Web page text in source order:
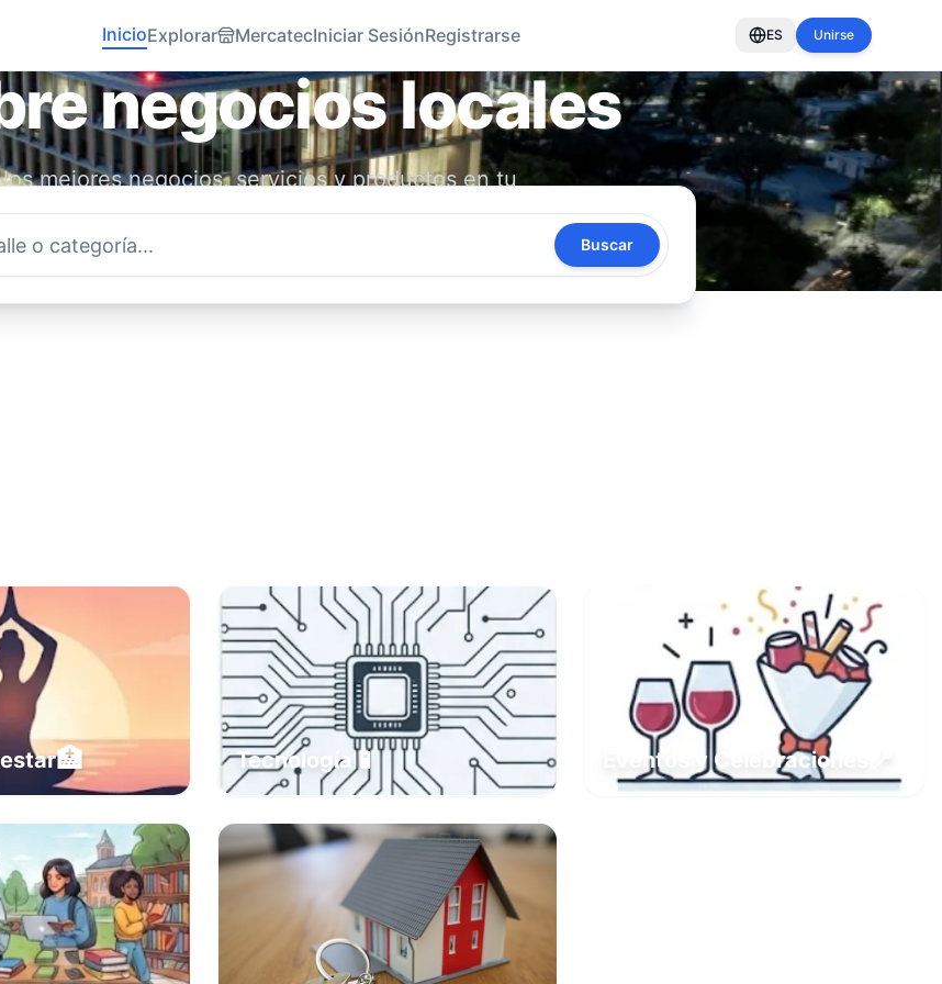
InicioExplorar MercatecIniciar SesiónRegistrarse ES Unirse
negocios locales
mejores negocios, servicios y productos en tu
Conecta con emprendedores locales y apoya tu
Buscar
🏥 Tecnología 📱 Eventos y Celebraciones